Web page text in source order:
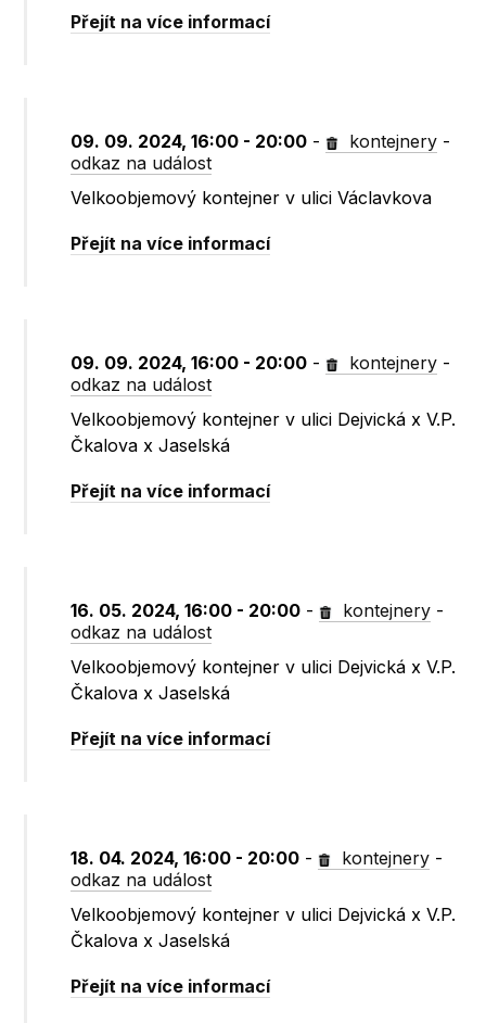
Přejít na více informací
09. 09. 2024, 16:00 - 20:00 - kontejnery -
odkaz na událost
Velkoobjemový kontejner v ulici Václavkova
Přejít na více informací
09. 09. 2024, 16:00 - 20:00 - kontejnery -
odkaz na událost
Velkoobjemový kontejner v ulici Dejvická x V.P.
Čkalova x Jaselská
Přejít na více informací
16. 05. 2024, 16:00 - 20:00 - kontejnery -
odkaz na událost
Velkoobjemový kontejner v ulici Dejvická x V.P.
Čkalova x Jaselská
Přejít na více informací
18. 04. 2024, 16:00 - 20:00 - kontejnery -
odkaz na událost
Velkoobjemový kontejner v ulici Dejvická x V.P.
Čkalova x Jaselská
Přejít na více informací